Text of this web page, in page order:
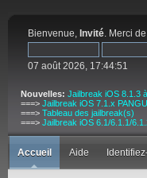
Bienvenue, Invité. Merci de
07 août 2026, 17:44:51
Nouvelles: Jailbreak iOS 8.1.3
===> Jailbreak iOS 7.1.x
===> Tableau des jailbreak(s)
===> Jailbreak iOS 6.1/6.1.1/
Accueil Aide